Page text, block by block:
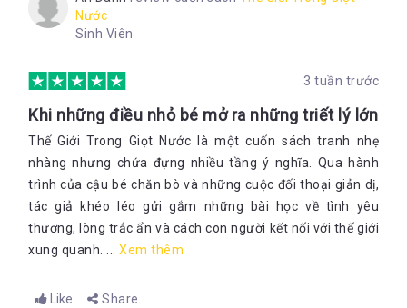
Nước
Sinh Viên
3 tuần trước
Khi những điều nhỏ bé mở ra những triết lý lớn
Thế Giới Trong Giọt Nước là một cuốn sách tranh nhẹ
nhàng nhưng chứa đựng nhiều tầng ý nghĩa. Qua hành
trình của cậu bé chăn bò và những cuộc đối thoại giản dị,
tác giả khéo léo gửi gắm những bài học về tình yêu
thương, lòng trắc ẩn và cách con người kết nối với thế giới
xung quanh. ...
Xem thêm
Like Share